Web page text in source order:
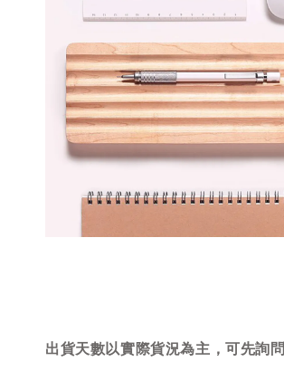
出貨天數以實際貨況為主，可先詢問